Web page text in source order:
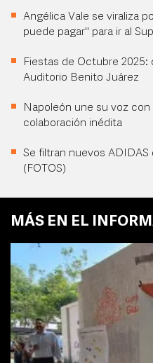
Angélica Vale se viraliza
puede pagar" para ir al
Fiestas de Octubre 2025:
Auditorio Benito Juárez
Napoleón une su voz
colaboración inédita
Se filtran nuevos
(FOTOS)
MÁS EN EL